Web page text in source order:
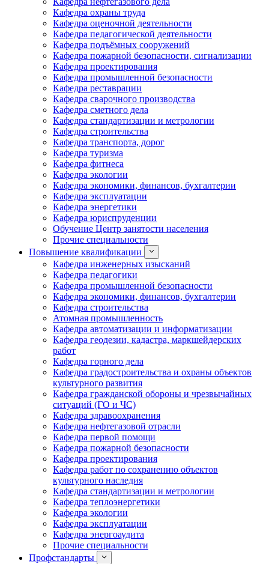
Кафедра охраны труда
Кафедра оценочной деятельности
Кафедра педагогической деятельности
Кафедра подъёмных сооружений
Кафедра пожарной безопасности, сигнализации
Кафедра проектирования
Кафедра промышленной безопасности
Кафедра реставрации
Кафедра сварочного производства
Кафедра сметного дела
Кафедра стандартизации и метрологии
Кафедра строительства
Кафедра транспорта, дорог
Кафедра туризма
Кафедра фитнеса
Кафедра экологии
Кафедра экономики, финансов, бухгалтерии
Кафедра эксплуатации
Кафедра энергетики
Кафедра юриспруденции
Обучение Центр занятости населения
Прочие специальности
Повышение квалификации
Кафедра инженерных изысканий
Кафедра педагогики
Кафедра промышленной безопасности
Кафедра экономики, финансов, бухгалтерии
Кафедра строительства
Атомная промышленность
Кафедра автоматизации и информатизации
Кафедра геодезии, кадастра, маркшейдерских
работ
Кафедра горного дела
Кафедра градостроительства и охраны объектов
культурного развития
Кафедра гражданской обороны и чрезвычайных
ситуаций (ГО и ЧС)
Кафедра здравоохранения
Кафедра нефтегазовой отрасли
Кафедра первой помощи
Кафедра пожарной безопасности
Кафедра проектирования
Кафедра работ по сохранению объектов
культурного наследия
Кафедра стандартизации и метрологии
Кафедра теплоэнергетики
Кафедра экологии
Кафедра эксплуатации
Кафедра энергоаудита
Прочие специальности
Профстандарты